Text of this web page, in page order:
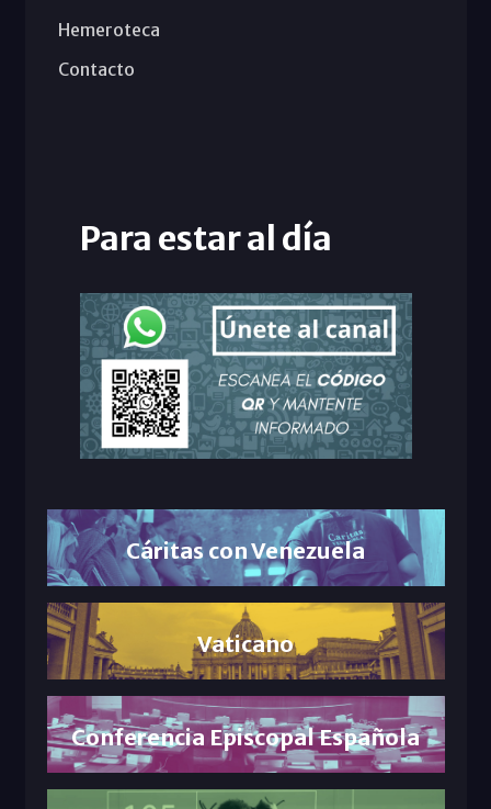
Hemeroteca
Contacto
Para estar al día
Cáritas con Venezuela
Vaticano
Conferencia Episcopal Española